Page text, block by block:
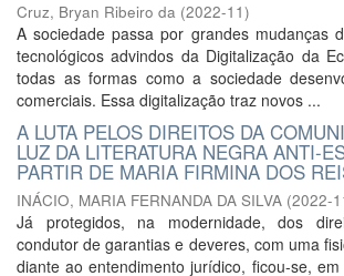
Cruz, Bryan Ribeiro da (2022-11)
A sociedade passa por grandes mudanças
tecnológicos advindos da Digitalização da
todas as formas como a sociedade
comerciais. Essa digitalização traz novos ...
A LUTA PELOS DIREITOS DA
LUZ DA LITERATURA NEGRA ANTI-
PARTIR DE MARIA FIRMINA DOS
INÁCIO, MARIA FERNANDA DA SILVA (2022-
Já protegidos, na modernidade, dos
condutor de garantias e deveres, com uma
diante ao entendimento jurídico, ficou-se,